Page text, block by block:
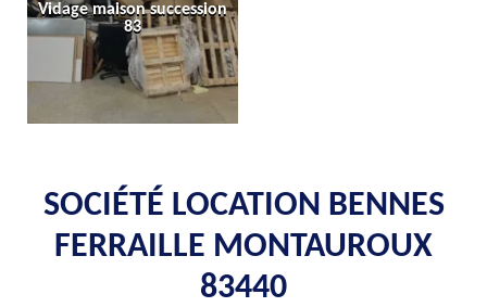
Vidage maison succession
83
SOCIÉTÉ LOCATION BENNES
FERRAILLE MONTAUROUX
83440